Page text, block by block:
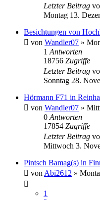
Letzter Beitrag
Montag 13.
Besichtungen von
von Wandler07 »
1 Antworten
18756 Zugriffe
Letzter Beitrag
Sonntag 28.
Hörmann F71 in
von Wandler07 »
0 Antworten
17854 Zugriffe
Letzter Beitrag
Mittwoch 3.
Pintsch Bamag(s) in
von Abi2612 »
1